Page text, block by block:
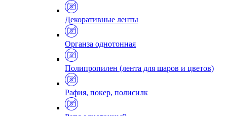
Декоративные ленты
Органза однотонная
Полипропилен (лента для шаров и цветов)
Рафия, покер, полисилк